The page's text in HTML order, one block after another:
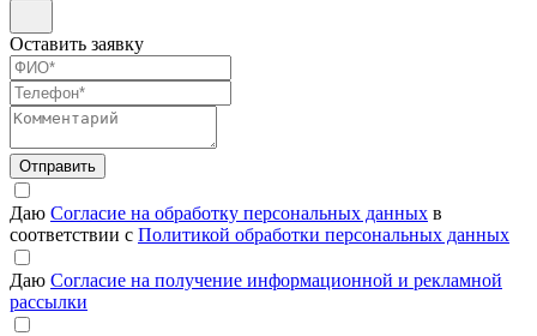
Оставить заявку
Отправить
Даю Согласие на обработку персональных данных в
соответствии с Политикой обработки персональных данных
Даю Согласие на получение информационной и рекламной
рассылки